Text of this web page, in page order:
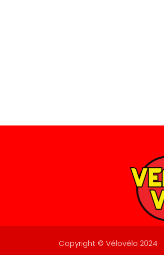
Copyright © Vélovélo 2024